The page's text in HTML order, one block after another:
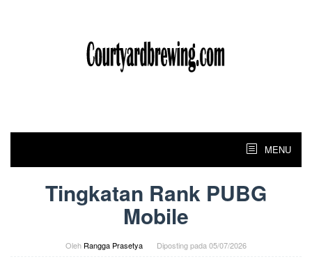
MENU
Tingkatan Rank PUBG
Mobile
Oleh Rangga Prasetya Diposting pada 05/07/2026